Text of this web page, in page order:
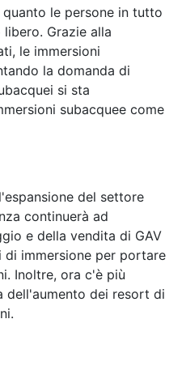
le persone in tutto
Grazie alla
le immersioni
la domanda di
si sta
subacquee come
del settore
continuerà ad
e della vendita di GAV
di immersione per portare
Inoltre, ora c'è più
dell'aumento dei resort di